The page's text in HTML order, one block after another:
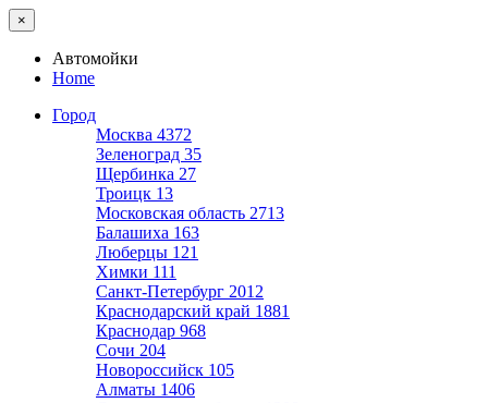
×
Автомойки
Home
Город
Москва 4372
Зеленоград 35
Щербинка 27
Троицк 13
Московская область 2713
Балашиха 163
Люберцы 121
Химки 111
Санкт-Петербург 2012
Краснодарский край 1881
Краснодар 968
Сочи 204
Новороссийск 105
Алматы 1406